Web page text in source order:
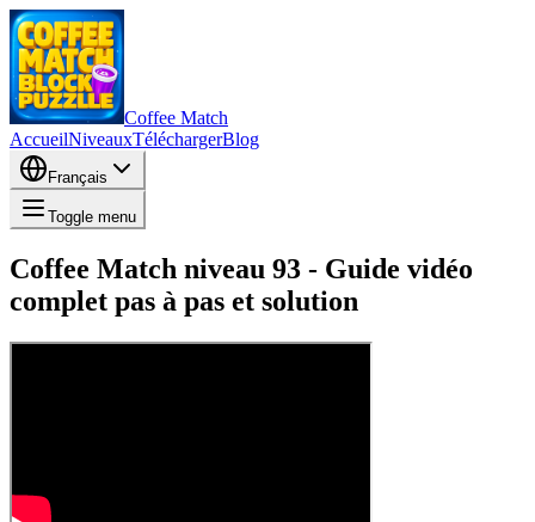
Coffee Match
AccueilNiveauxTéléchargerBlog
Français
Toggle menu
Coffee Match niveau 93 - Guide vidéo
complet pas à pas et solution